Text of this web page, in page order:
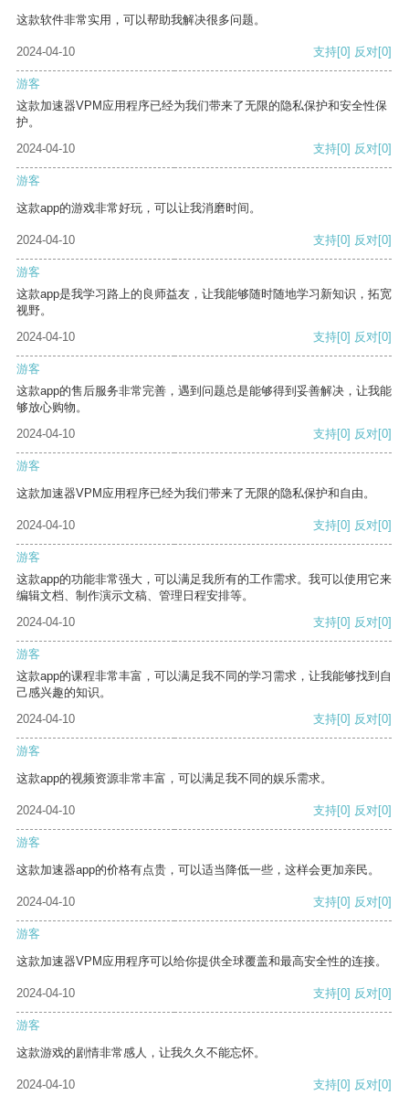
这款软件非常实用，可以帮助我解决很多问题。
2024-04-10 支持[0] 反对[0]
游客
这款加速器VPM应用程序已经为我们带来了无限的隐私保护和安全性保
护。
2024-04-10
支持[0] 反对[0]
游客
这款app的游戏非常好玩，可以让我消磨时间。
2024-04-10 支持[0] 反对[0]
游客
这款app是我学习路上的良师益友，让我能够随时随地学习新知识，拓宽
视野。
2024-04-10
支持[0] 反对[0]
游客
这款app的售后服务非常完善，遇到问题总是能够得到妥善解决，让我能
够放心购物。
2024-04-10
支持[0] 反对[0]
游客
这款加速器VPM应用程序已经为我们带来了无限的隐私保护和自由。
2024-04-10 支持[0] 反对[0]
游客
这款app的功能非常强大，可以满足我所有的工作需求。我可以使用它来
编辑文档、制作演示文稿、管理日程安排等。
2024-04-10
支持[0] 反对[0]
游客
这款app的课程非常丰富，可以满足我不同的学习需求，让我能够找到自
己感兴趣的知识。
2024-04-10
支持[0] 反对[0]
游客
这款app的视频资源非常丰富，可以满足我不同的娱乐需求。
2024-04-10 支持[0] 反对[0]
游客
这款加速器app的价格有点贵，可以适当降低一些，这样会更加亲民。
2024-04-10 支持[0] 反对[0]
游客
这款加速器VPM应用程序可以给你提供全球覆盖和最高安全性的连接。
2024-04-10 支持[0] 反对[0]
游客
这款游戏的剧情非常感人，让我久久不能忘怀。
2024-04-10 支持[0] 反对[0]